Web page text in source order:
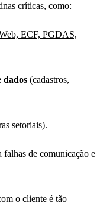
críticas, como:
ECF, PGDAS,
dados (cadastros,
setoriais).
de comunicação e
o cliente é tão